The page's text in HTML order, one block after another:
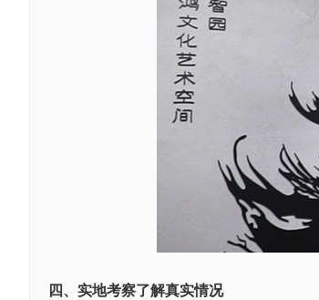
四、 实地考察了解真实情况